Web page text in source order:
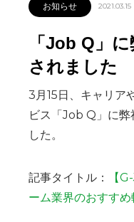
お知らせ 2021.03.15
「Job Q」
されました
3月15日、キャリア
ビス「Job Q」に弊
した。
記事タイトル：
【
ーム業界のおすす